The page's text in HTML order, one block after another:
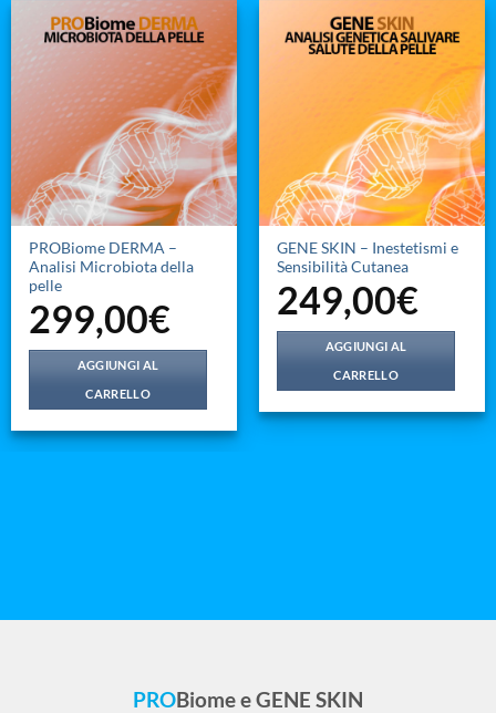
PROBiome DERMA –
Analisi Microbiota della
pelle
299,00€
AGGIUNGI AL
CARRELLO
GENE SKIN – Inestetismi e
Sensibilità Cutanea
249,00€
AGGIUNGI AL
CARRELLO
PROBiome e GENE SKIN